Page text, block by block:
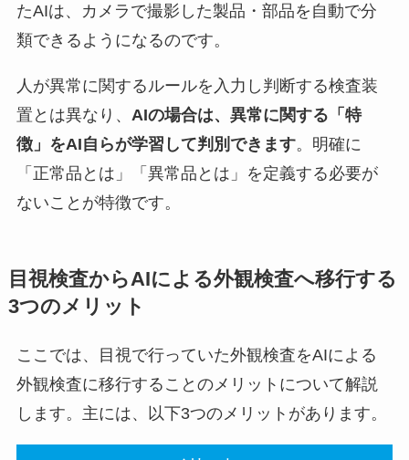
たAIは、カメラで撮影した製品・部品を自動で分
類できるようになるのです。
人が異常に関するルールを入力し判断する検査装
置とは異なり、 AIの場合は、異常に関する「特
徴」をAI自らが学習して判別できます。明確に
「正常品とは」「異常品とは」を定義する必要が
ないことが特徴です。
目視検査からAIによる外観検査へ移行する
3つのメリット
ここでは、目視で行っていた外観検査をAIによる
外観検査に移行することのメリットについて解説
します。主には、以下3つのメリットがあります。